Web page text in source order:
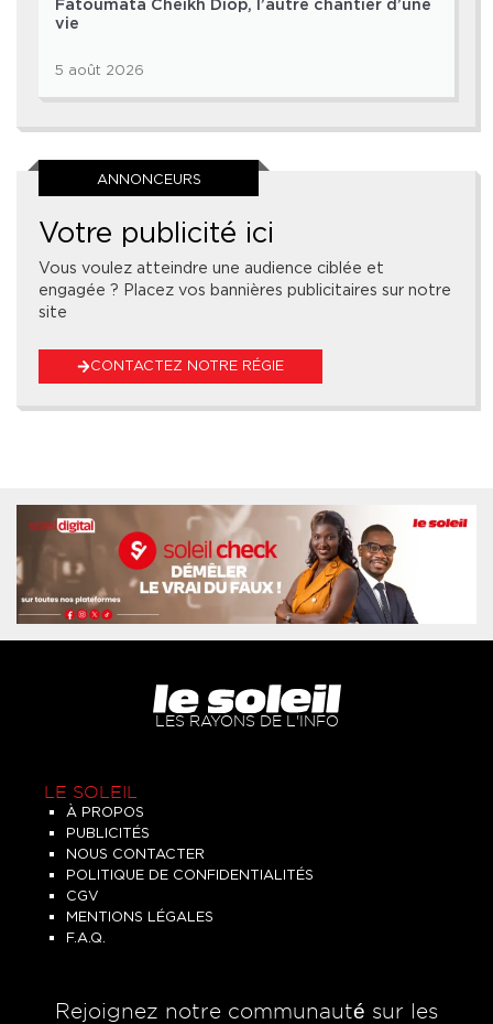
Fatoumata Cheikh Diop, l’autre chantier d’une
vie
5 août 2026
ANNONCEURS
Votre publicité ici
Vous voulez atteindre une audience ciblée et
engagée ? Placez vos bannières publicitaires sur notre
site
CONTACTEZ NOTRE RÉGIE
LES RAYONS DE L'INFO
LE SOLEIL
À PROPOS
PUBLICITÉS
NOUS CONTACTER
POLITIQUE DE CONFIDENTIALITÉS
CGV
MENTIONS LÉGALES
F.A.Q.
Rejoignez notre communauté sur les